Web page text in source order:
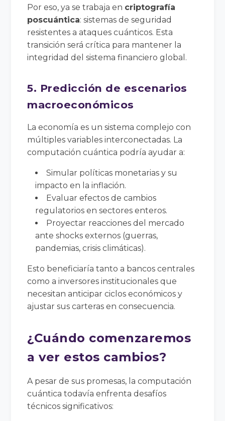
Por eso, ya se trabaja en criptografía
poscuántica: sistemas de seguridad
resistentes a ataques cuánticos. Esta
transición será crítica para mantener la
integridad del sistema financiero global.
5. Predicción de escenarios
macroeconómicos
La economía es un sistema complejo con
múltiples variables interconectadas. La
computación cuántica podría ayudar a:
Simular políticas monetarias y su
impacto en la inflación.
Evaluar efectos de cambios
regulatorios en sectores enteros.
Proyectar reacciones del mercado
ante shocks externos (guerras,
pandemias, crisis climáticas).
Esto beneficiaría tanto a bancos centrales
como a inversores institucionales que
necesitan anticipar ciclos económicos y
ajustar sus carteras en consecuencia.
¿Cuándo comenzaremos
a ver estos cambios?
A pesar de sus promesas, la computación
cuántica todavía enfrenta desafíos
técnicos significativos: